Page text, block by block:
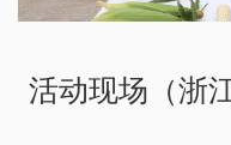
活动现场（浙